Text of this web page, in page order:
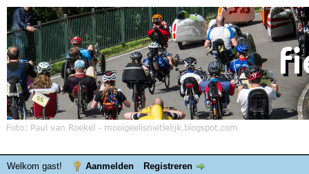
Welkom gast! Aanmelden Registreren